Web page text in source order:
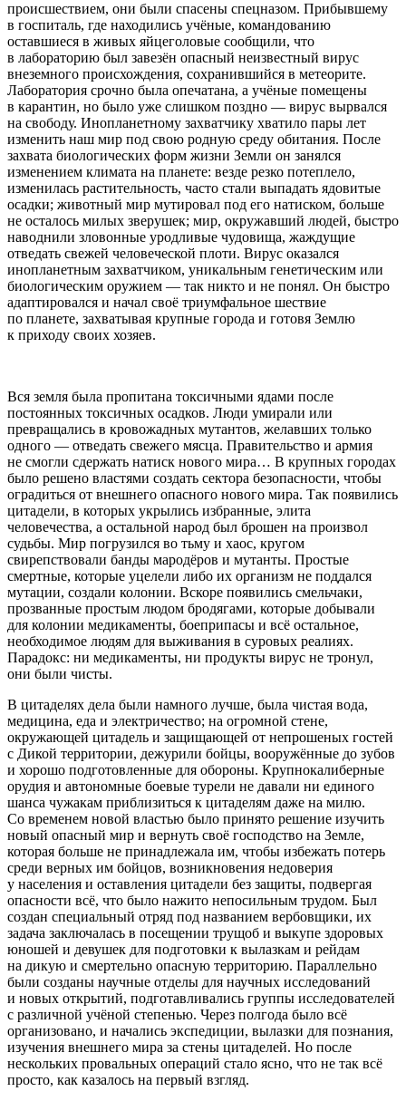
происшествием, они были спасены спецназом. Прибывшему
в госпиталь, где находились учёные, командованию
оставшиеся в живых яйцеголовые сообщили, что
в лабораторию был завезён опасный неизвестный вирус
внеземного происхождения, сохранившийся в метеорите.
Лаборатория срочно была опечатана, а учёные помещены
в карантин, но было уже слишком поздно — вирус вырвался
на свободу. Инопланетному захватчику хватило пары лет
изменить наш мир под свою родную среду обитания. После
захвата биологических форм жизни Земли он занялся
изменением климата на планете: везде резко потеплело,
изменилась растительность, часто стали выпадать ядовитые
осадки; животный мир мутировал под его натиском, больше
не осталось милых зверушек; мир, окружавший людей, быстро
наводнили зловонные уродливые чудовища, жаждущие
отведать свежей человеческой плоти. Вирус оказался
инопланетным захватчиком, уникальным генетическим или
биологическим оружием — так никто и не понял. Он быстро
адаптировался и начал своё триумфальное шествие
по планете, захватывая крупные города и готовя Землю
к приходу своих хозяев.
Вся земля была пропитана токсичными ядами после
постоянных токсичных осадков. Люди умирали или
превращались в кровожадных мутантов, желавших только
одного — отведать свежего мясца. Правительство и армия
не смогли сдержать натиск нового мира… В крупных городах
было решено властями создать сектора безопасности, чтобы
оградиться от внешнего опасного нового мира. Так появились
цитадели, в которых укрылись избранные, элита
человечества, а остальной народ был брошен на произвол
судьбы. Мир погрузился во тьму и хаос, кругом
свирепствовали банды мародёров и мутанты. Простые
смертные, которые уцелели либо их организм не поддался
мутации, создали колонии. Вскоре появились смельчаки,
прозванные простым людом бродягами, которые добывали
для колонии медикаменты, боеприпасы и всё остальное,
необходимое людям для выживания в суровых реалиях.
Парадокс: ни медикаменты, ни продукты вирус не тронул,
они были чисты.
В цитаделях дела были намного лучше, была чистая вода,
медицина, еда и электричество; на огромной стене,
окружающей цитадель и защищающей от непрошеных гостей
с Дикой территории, дежурили бойцы, вооружённые до зубов
и хорошо подготовленные для обороны. Крупнокалиберные
орудия и автономные боевые турели не давали ни единого
шанса чужакам приблизиться к цитаделям даже на милю.
Со временем новой властью было принято решение изучить
новый опасный мир и вернуть своё господство на Земле,
которая больше не принадлежала им, чтобы избежать потерь
среди верных им бойцов, возникновения недоверия
у населения и оставления цитадели без защиты, подвергая
опасности всё, что было нажито непосильным трудом. Был
создан специальный отряд под названием вербовщики, их
задача заключалась в посещении трущоб и выкупе здоровых
юношей и девушек для подготовки к вылазкам и рейдам
на дикую и смертельно опасную территорию. Параллельно
были созданы научные отделы для научных исследований
и новых открытий, подготавливались группы исследователей
с различной учёной степенью. Через полгода было всё
организовано, и начались экспедиции, вылазки для познания,
изучения внешнего мира за стены цитаделей. Но после
нескольких провальных операций стало ясно, что не так всё
просто, как казалось на первый взгляд.